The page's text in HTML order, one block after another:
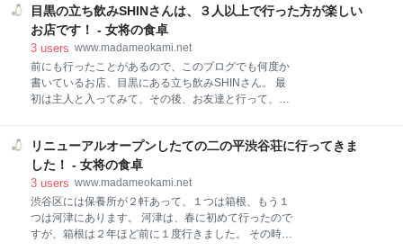
肉団子弁当 自分のお弁当作り、揚げ物も入れています
が、実はらくちんです。 海老フライ弁当 上のお弁当で
す。 海老フライ 鯵フライ パプリカとアスパラ天ぷら
鯖
れでお店を調べてみました。 最初は、屋台にありそう
だから屋台で食べよう、なんて言っていたのですが、
先日も書いたとおり、思ったほど屋台が出ていなく
て、屋台飲みができませんでした。 なので、美味しい
鶏皮が食べられるお店を屋台ではなく、調べてみた
ら、ありました！ しかも、殆どのお店が17時開店なの
で、行ってみました。 名物の鶏皮ぐるぐるが食べたく
て竹乃屋さんに行ってみました！ 竹乃屋さん 店頭 メ
ニュー お飲み物 鶏皮メニュー 焼鳥メニュー おつまみ
メニュー 食べ
目黒の立ち飲みSHINさんは、３人以上で行った方が楽しい
お店です！ - 女将の食卓
3 users www.madameokami.net
前にも行ったことがあるので、このブログでも何度か
書いているお店、目黒にある立ち飲みSHINさん。 最
初は主人と入ってみて、その後、お友達と行って、妹
と食べきれないなぁといつも思っていました。 もっと
いろいろ食べたいのに、と思っていたのです。 今回、
お友達と主人と私の３人で飲みに行くことになり、そ
れならばチャンス！と思い、こちらのお店を予約して
行ってきました。 いろんなものをたくさん食べて飲ん
で、やっぱり３人以上で行った方が良いお店みたいで
リニューアルオープンしたての二の平渋谷荘に行ってきま
した！ - 女将の食卓
3 users www.madameokami.net
渋谷区には保養所が２軒あって、１つは箱根、もう１
つは河津にあります。 河津は、春に初めて行ったので
すが、箱根は２年ほど前に１度行きました。 その時が